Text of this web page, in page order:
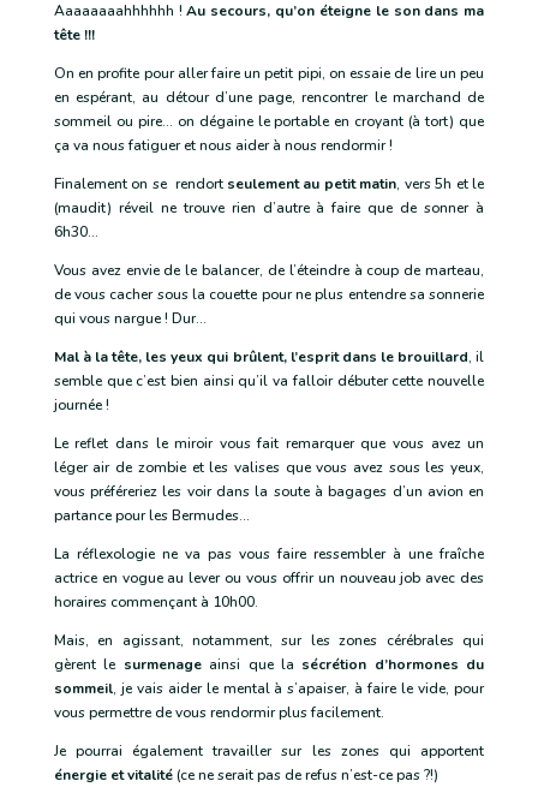
Aaaaaaaahhhhhh !Au secours, qu’on éteigne le son dans ma
tête !!!
On en profite pour aller faire un petit pipi, on essaie de lire un peu
en espérant, au détour d’une page, rencontrer le marchand de
sommeil ou pire… on dégaine le portable en croyant (à tort) que
ça va nous fatiguer et nous aider à nous rendormir !
Finalement on se rendort seulement au petit matin, vers 5h et le
(maudit) réveil ne trouve rien d’autre à faire que de sonner à
6h30…
Vous avez envie de le balancer, de l’éteindre à coup de marteau,
de vous cacher sous la couette pour ne plus entendre sa sonnerie
qui vous nargue ! Dur…
Mal à la tête, les yeux qui brûlent, l’esprit dans le brouillard, il
semble que c’est bien ainsi qu’il va falloir débuter cette nouvelle
journée !
Le reflet dans le miroir vous fait remarquer que vous avez un
léger air de zombie et les valises que vous avez sous les yeux,
vous préféreriez les voir dans la soute à bagages d’un avion en
partance pour les Bermudes…
La réflexologie ne va pas vous faire ressembler à une fraîche
actrice en vogue au lever ou vous offrir un nouveau job avec des
horaires commençant à 10h00.
Mais, en agissant, notamment, sur les zones cérébrales qui
gèrent le surmenageainsi que la sécrétion d’hormones du
sommeil, je vais aider le mental à s’apaiser, à faire le vide, pour
vous permettre de vous rendormir plus facilement.
Je pourrai également travailler sur les zones qui apportent
énergie et vitalité(ce ne serait pas de refus n’est-ce pas ?!)